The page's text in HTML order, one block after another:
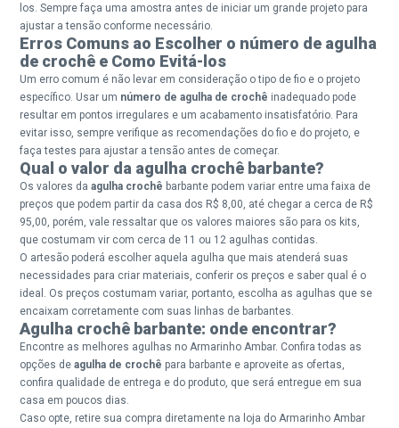
los. Sempre faça uma amostra antes de iniciar um grande projeto para
ajustar a tensão conforme necessário.
Erros Comuns ao Escolher o número de agulha
de crochê e Como Evitá-los
Um erro comum é não levar em consideração o tipo de fio e o projeto
específico. Usar um número de agulha de crochê inadequado pode
resultar em pontos irregulares e um acabamento insatisfatório. Para
evitar isso, sempre verifique as recomendações do fio e do projeto, e
faça testes para ajustar a tensão antes de começar.
Qual o valor da agulha crochê barbante?
Os valores daagulha crochê barbante podem variar entre uma faixa de
preços que podem partir da casa dos R$ 8,00, até chegar a cerca de R$
95,00, porém, vale ressaltar que os valores maiores são para os kits,
que costumam vir com cerca de 11 ou 12 agulhas contidas.
O artesão poderá escolher aquela agulha que mais atenderá suas
necessidades para criar materiais, conferir os preços e saber qual é o
ideal. Os preços costumam variar, portanto, escolha as agulhas que se
encaixam corretamente com suas linhas de barbantes.
Agulha crochê barbante: onde encontrar?
Encontre as melhores agulhas no Armarinho Ambar. Confira todas as
opções deagulha de crochê para barbante e aproveite as ofertas,
confira qualidade de entrega e do produto, que será entregue em sua
casa em poucos dias.
Caso opte, retire sua compra diretamente na loja do Armarinho Ambar